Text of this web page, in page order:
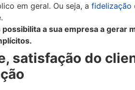
em geral. Ou seja, a fidelização
a sua empresa a gerar
satisfação do